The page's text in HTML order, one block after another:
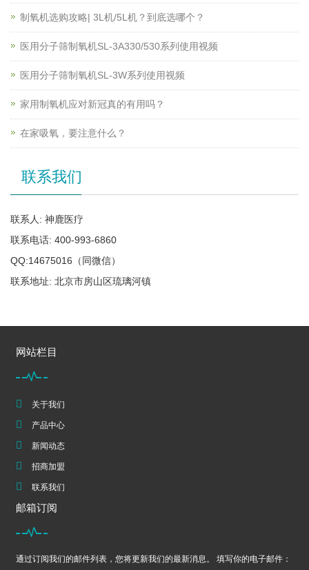
制氧机选购攻略| 3L机/5L机？到底选哪个？
医用分子筛制氧机SL-3A330/530系列使用视频
医用分子筛制氧机SL-3W系列使用视频
家用制氧机应对新冠真的有用吗？
在家吸氧，要注意什么？
联系我们
联系人: 神鹿医疗
联系电话: 400-993-6860
QQ:14675016（同微信）
联系地址: 北京市房山区琉璃河镇
网站栏目
关于我们
产品中心
新闻动态
招商加盟
联系我们
邮箱订阅
通过订阅我们的邮件列表，您将更新我们的最新消息。 填写你的电子邮件：